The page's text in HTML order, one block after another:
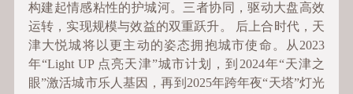
构建起情感粘性的护城河。三者协同，驱动大盘高效
运转，实现规模与效益的双重跃升。 后上合时代，天
津大悦城将以更主动的姿态拥抱城市使命。从2023
年“Light UP 点亮天津”城市计划，到2024年“天津之
眼”激活城市乐人基因，再到2025年跨年夜“天塔”灯光